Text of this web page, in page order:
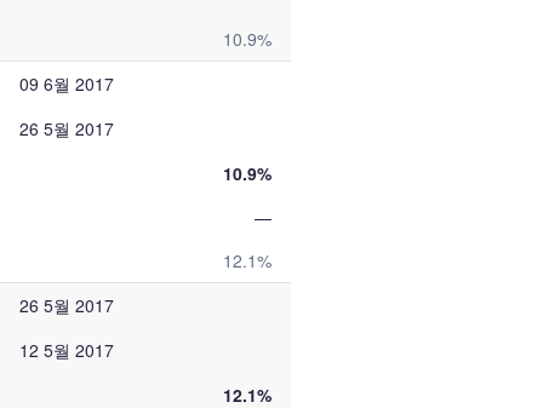
10.9%
09 6월 2017
26 5월 2017
10.9%
—
12.1%
26 5월 2017
12 5월 2017
12.1%